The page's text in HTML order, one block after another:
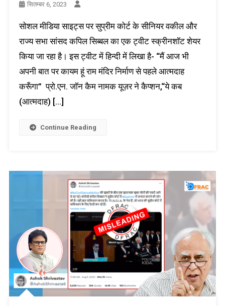
सितम्बर 6, 2023
सोशल मीडिया साइट्स पर सुप्रीम कोर्ट के सीनियर वकील और
राज्य सभा सांसद कपिल सिब्बल का एक ट्वीट स्क्रीनशॉट शेयर
किया जा रहा है। इस ट्वीट में हिन्दी में लिखा है- “मैं आज भी
अपनी बात पर कायम हूं राम मंदिर निर्माण से पहले आत्मदाह
करूँगा” प्रो.एन. जॉन कैम नामक यूज़र ने कैप्शन,“ये कब
(आत्मदाह) […]
Continue Reading